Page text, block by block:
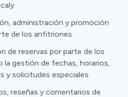
administración y promoción
de los anfitriones.
de reservas por parte de los
la gestión de fechas, horarios,
y solicitudes especiales.
reseñas y comentarios de